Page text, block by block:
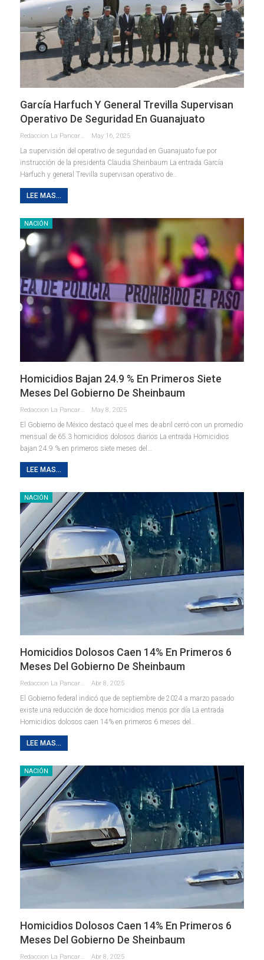
García Harfuch Y General Trevilla Supervisan
Operativo De Seguridad En Guanajuato
Redaccion La Pancarta De Quintana Roo May 16, 2025
La supervisión del operativo de seguridad en Guanajuato fue por
instrucción de la presidenta Claudia Sheinbaum La entrada García
Harfuch y general Trevilla supervisan operativo de…
LEE MAS...
NACIÓN
Homicidios Bajan 24.9 % En Primeros Siete
Meses Del Gobierno De Sheinbaum
May 8, 2025
El Gobierno de México destacó que el mes de abril cerró con un promedio
mensual de 65.3 homicidios dolosos diarios La entrada Homicidios
bajan 24.9 % en primeros siete meses del…
LEE MAS...
NACIÓN
Homicidios Dolosos Caen 14% En Primeros 6
Meses Del Gobierno De Sheinbaum
Redaccion La Pancarta De Quintana Roo Abr 8, 2025
El Gobierno federal indicó que de septiembre de 2024 a marzo pasado
existe una reducción de doce homicidios menos por día La entrada
Homicidios dolosos caen 14% en primeros 6 meses del…
LEE MAS...
NACIÓN
Homicidios Dolosos Caen 14% En Primeros 6
Meses Del Gobierno De Sheinbaum
Redaccion La Pancarta De Quintana Roo Abr 8, 2025